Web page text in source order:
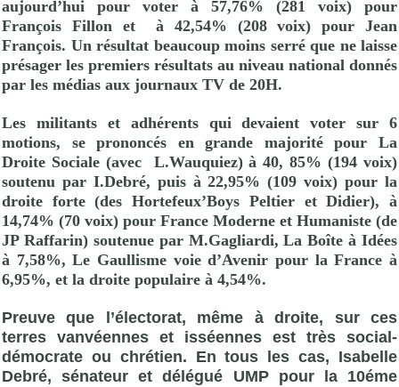
aujourd’hui pour voter à 57,76% (281 voix) pour
François Fillon et
à 42,54% (208 voix) pour Jean
François. Un résultat beaucoup moins serré que ne laisse
présager les premiers résultats au niveau national donnés
par les médias aux journaux TV de 20H.
Les militants et adhérents qui devaient voter sur 6
motions, se prononcés en grande majorité pour La
Droite Sociale (avec
L.Wauquiez) à 40, 85% (194 voix)
soutenu par I.Debré, puis à 22,95% (109 voix) pour la
droite forte (des Hortefeux’Boys Peltier et Didier), à
14,74% (70 voix) pour France Moderne et Humaniste (de
JP Raffarin) soutenue par M.Gagliardi, La Boîte à Idées
à 7,58%, Le Gaullisme voie d’Avenir pour la France à
6,95%, et la droite populaire à 4,54%.
Preuve que l’électorat, même à droite, sur ces
terres vanvéennes et isséennes est très social-
démocrate ou chrétien. En tous les cas, Isabelle
Debré, sénateur et délégué UMPpour la 10éme